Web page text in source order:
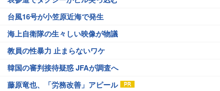
台風16号が小笠原近海で発生
海上自衛隊の生々しい映像が物議
教員の性暴力 止まらないワケ
韓国の審判接待疑惑 JFAが調査へ
藤原竜也、「労務改善」アピール